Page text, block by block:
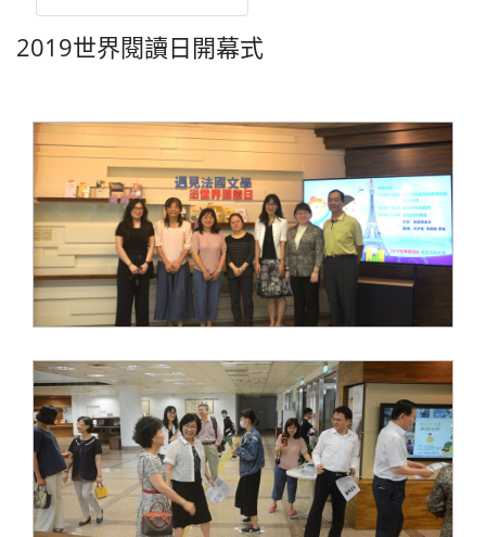
2019世界閱讀日開幕式